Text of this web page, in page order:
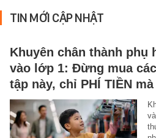
TIN MỚI CẬP NHẬT
Khuyên chân thành phụ
vào lớp 1: Đừng mua
tập này, chỉ PHÍ TIỀN